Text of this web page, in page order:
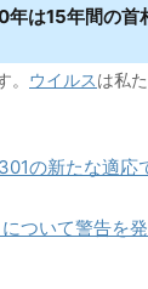
年は15年間の
ウイルスは私
の新たな適応
ついて警告を